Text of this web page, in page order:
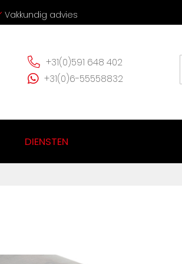
Vakkundig advies
+31(0)591 648 402
+31(0)6-55558832
DIENSTEN